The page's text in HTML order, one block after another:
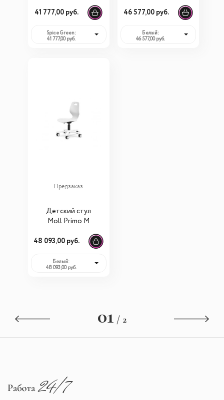
41 777,00 руб.
Spice Green:
41 777,00 руб.
46 577,00 руб.
Белый:
46 577,00 руб.
Предзаказ
Детский стул
Moll Primo М
48 093,00 руб.
Белый:
48 093,00 руб.
01 / 2